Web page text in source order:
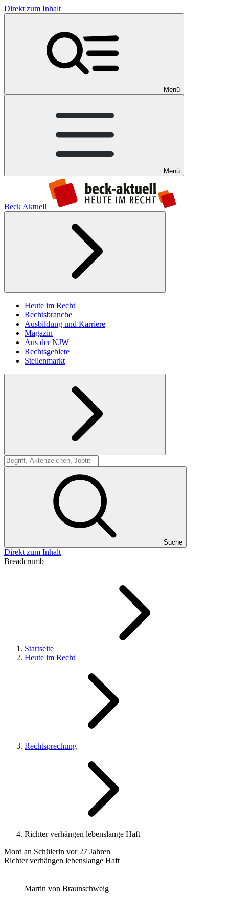
Direkt zum Inhalt
Menü
Menü
Beck Aktuell
Heute im Recht
Rechtsbranche
Ausbildung und Karriere
Magazin
Aus der NJW
Rechtsgebiete
Stellenmarkt
Suche
Suche
Direkt zum Inhalt
Breadcrumb
Startseite
Heute im Recht
Rechtsprechung
Richter verhängen lebenslange Haft
Mord an Schülerin vor 27 Jahren
Richter verhängen lebenslange Haft
Martin von Braunschweig